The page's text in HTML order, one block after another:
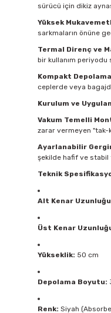
sürücü için dikiz
Yüksek
sarkmaların önüne
Termal Direnç ve
bir kullanım periyodu
Kompakt
ceplerde veya
Kurulum ve
Vakum Temelli
zarar vermeyen "tak-
Ayarlanabilir
şekilde hafif ve stabil
Teknik
Alt Kenar
Üst Kenar
Yükseklik: 50 cm
Depolama Boyutu:
Renk: Siyah